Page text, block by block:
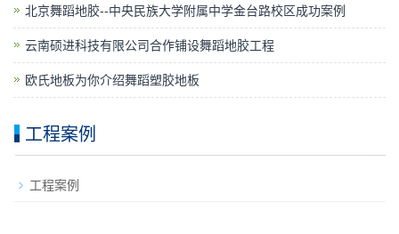
​北京舞蹈地胶--中央民族大学附属中学金台路校区成功案例
云南硕进科技有限公司合作铺设舞蹈地胶工程
欧氏地板为你介绍舞蹈塑胶地板
工程案例
工程案例